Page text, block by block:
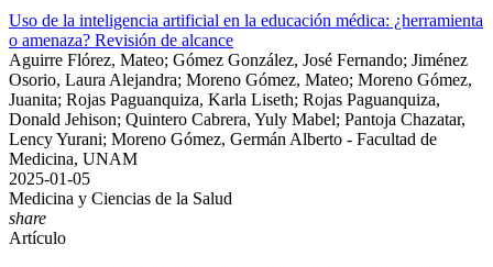
Uso de la inteligencia artificial en la educación médica: ¿herramienta
o amenaza? Revisión de alcance
Aguirre Flórez, Mateo; Gómez González, José Fernando; Jiménez
Osorio, Laura Alejandra; Moreno Gómez, Mateo; Moreno Gómez,
Juanita; Rojas Paguanquiza, Karla Liseth; Rojas Paguanquiza,
Donald Jehison; Quintero Cabrera, Yuly Mabel; Pantoja Chazatar,
Lency Yurani; Moreno Gómez, Germán Alberto - Facultad de
Medicina, UNAM
2025-01-05
Medicina y Ciencias de la Salud
share
Artículo